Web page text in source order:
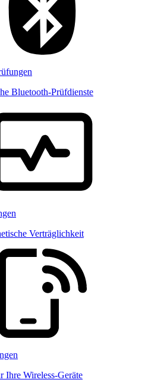
Bluetooth-Prüfdienste
Verträglichkeit
Ihre Wireless-Geräte